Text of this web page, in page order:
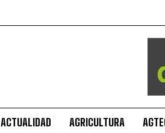
ACTUALIDAD AGRICULTURA